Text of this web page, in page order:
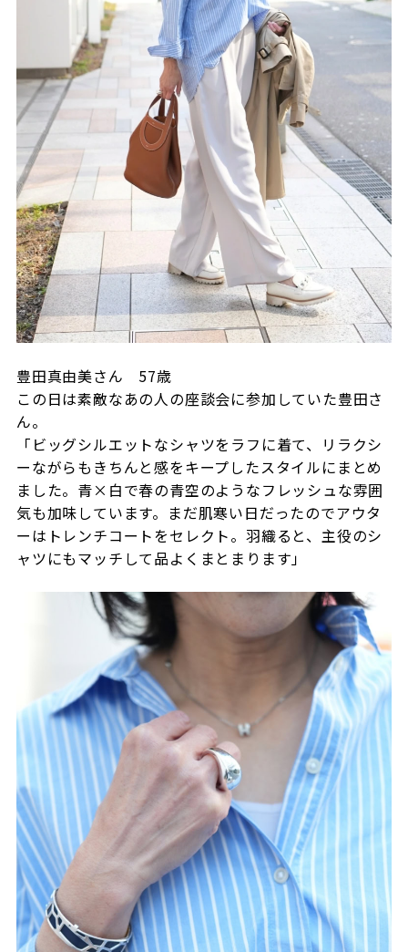
豊田真由美さん 57歳
この日は素敵なあの人の座談会に参加していた豊田さ
ん。
「ビッグシルエットなシャツをラフに着て、リラクシ
ーながらもきちんと感をキープしたスタイルにまとめ
ました。青×白で春の青空のようなフレッシュな雰囲
気も加味しています。まだ肌寒い日だったのでアウタ
ーはトレンチコートをセレクト。羽織ると、主役のシ
ャツにもマッチして品よくまとまります」